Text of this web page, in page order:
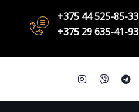
+375 44 525-85-33
+375 29 635-41-93